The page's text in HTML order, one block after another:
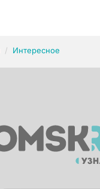
Интересное